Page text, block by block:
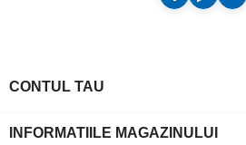
CONTUL TAU
INFORMATIILE MAGAZINULUI